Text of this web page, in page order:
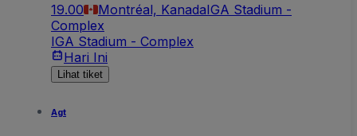
19.00 Montréal, KanadaIGA Stadium -
Complex
IGA Stadium - Complex
Hari Ini
Lihat tiket
Agt